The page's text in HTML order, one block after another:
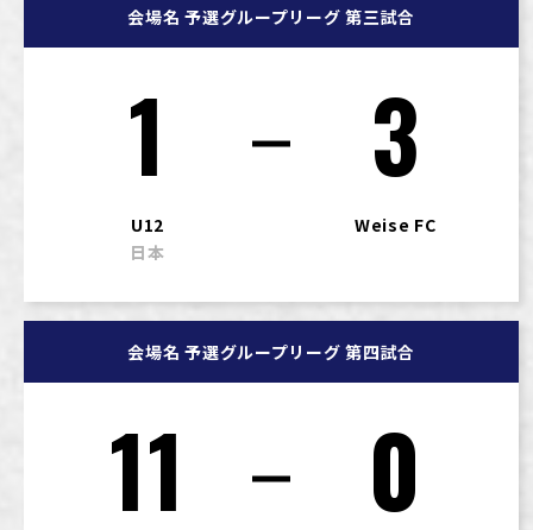
会場名 予選グループリーグ 第三試合
1
U12
日本
3
Weise FC
会場名 予選グループリーグ 第四試合
11 0